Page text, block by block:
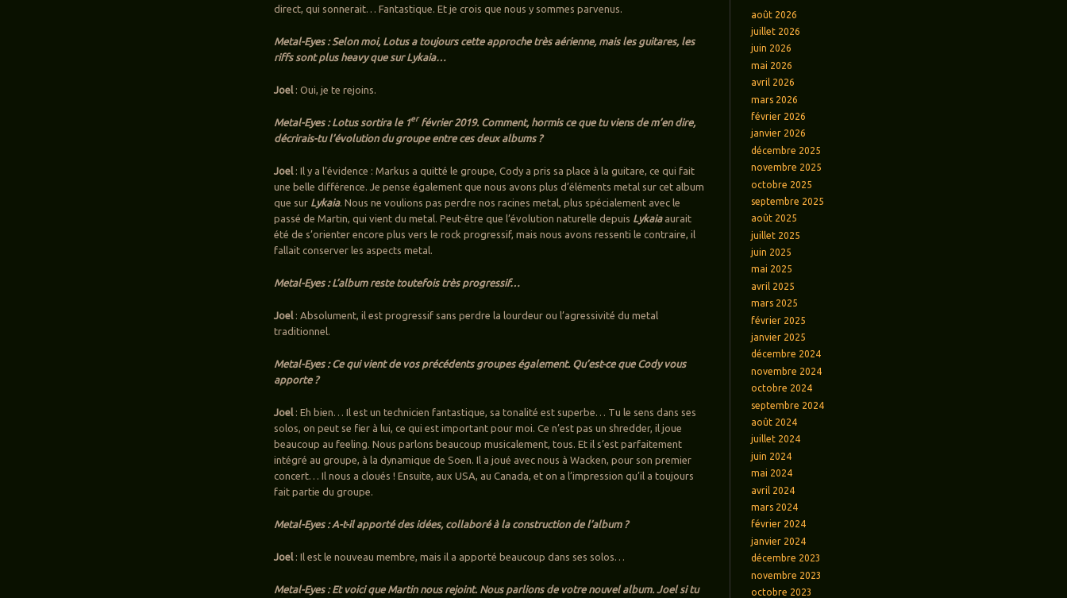
direct, qui sonnerait… Fantastique. Et je crois que nous y sommes parvenus.
Metal-Eyes : Selon moi, Lotus a toujours cette approche très aérienne, mais les guitares, les
riffs sont plus heavy que sur Lykaia…
Joel : Oui, je te rejoins.
Metal-Eyes : Lotus sortira le 1erfévrier 2019. Comment, hormis ce que tu viens de m’en dire,
décrirais-tu l’évolution du groupe entre ces deux albums ?
Joel : Il y a l’évidence : Markus a quitté le groupe, Cody a pris sa place à la guitare, ce qui fait
une belle différence. Je pense également que nous avons plus d’éléments metal sur cet album
que sur Lykaia. Nous ne voulions pas perdre nos racines metal, plus spécialement avec le
passé de Martin, qui vient du metal. Peut-être que l’évolution naturelle depuis Lykaiaaurait
été de s’orienter encore plus vers le rock progressif, mais nous avons ressenti le contraire, il
fallait conserver les aspects metal.
Metal-Eyes : L’album reste toutefois très progressif…
Joel : Absolument, il est progressif sans perdre la lourdeur ou l’agressivité du metal
traditionnel.
Metal-Eyes : Ce qui vient de vos précédents groupes également. Qu’est-ce que Cody vous
apporte ?
Joel : Eh bien… Il est un technicien fantastique, sa tonalité est superbe… Tu le sens dans ses
solos, on peut se fier à lui, ce qui est important pour moi. Ce n’est pas un shredder, il joue
beaucoup au feeling. Nous parlons beaucoup musicalement, tous. Et il s’est parfaitement
intégré au groupe, à la dynamique de Soen. Il a joué avec nous à Wacken, pour son premier
concert… Il nous a cloués ! Ensuite, aux USA, au Canada, et on a l’impression qu’il a toujours
fait partie du groupe.
Metal-Eyes : A-t-il apporté des idées, collaboré à la construction de l’album ?
Joel : Il est le nouveau membre, mais il a apporté beaucoup dans ses solos…
Metal-Eyes : Et voici que Martin nous rejoint. Nous parlions de votre nouvel album. Joel si tu
août 2026
juillet 2026
juin 2026
mai 2026
avril 2026
mars 2026
février 2026
janvier 2026
décembre 2025
novembre 2025
octobre 2025
septembre 2025
août 2025
juillet 2025
juin 2025
mai 2025
avril 2025
mars 2025
février 2025
janvier 2025
décembre 2024
novembre 2024
octobre 2024
septembre 2024
août 2024
juillet 2024
juin 2024
mai 2024
avril 2024
mars 2024
février 2024
janvier 2024
décembre 2023
novembre 2023
octobre 2023